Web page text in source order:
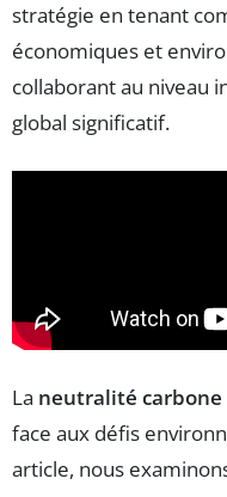
stratégie en tenant
économiques et
collaborant au niveau
global significatif.
La neutralité carbone
face aux défis
article, nous